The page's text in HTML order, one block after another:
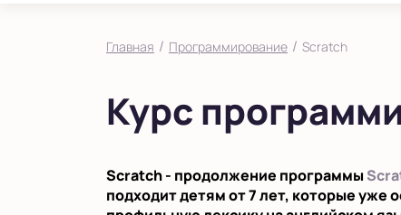
Главная / Программирование / Scratch
Курс
Scratch - продолжение программы
подходит детям от 7 лет, которые уже